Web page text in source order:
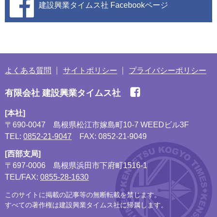
建設興業タイムス社 Facebookページ
よくある質問 サイトポリシー プライバシーポリシー
有限会社 建設興業タイムス社
[本社]
〒690-0047
島根県松江市嫁島町10-7 WEEDビル3F
TEL: 0852-21-9047 FAX: 0852-21-9049
[西部支局]
〒697-0006
島根県浜田市下府町1516-1
TEL/FAX: 0855-28-1630
このサイトに掲載の記事等の無断転載を禁じます。
すべての著作権は建設興業タイムス社に帰属します。